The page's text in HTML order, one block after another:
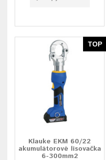
TOP
Klauke EKM 60/22
akumulátorové lisovačka
6-300mm2